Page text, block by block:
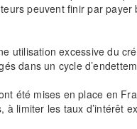
peuvent finir par
utilisation excessive du
dans un cycle
été mises en place en
limiter les taux